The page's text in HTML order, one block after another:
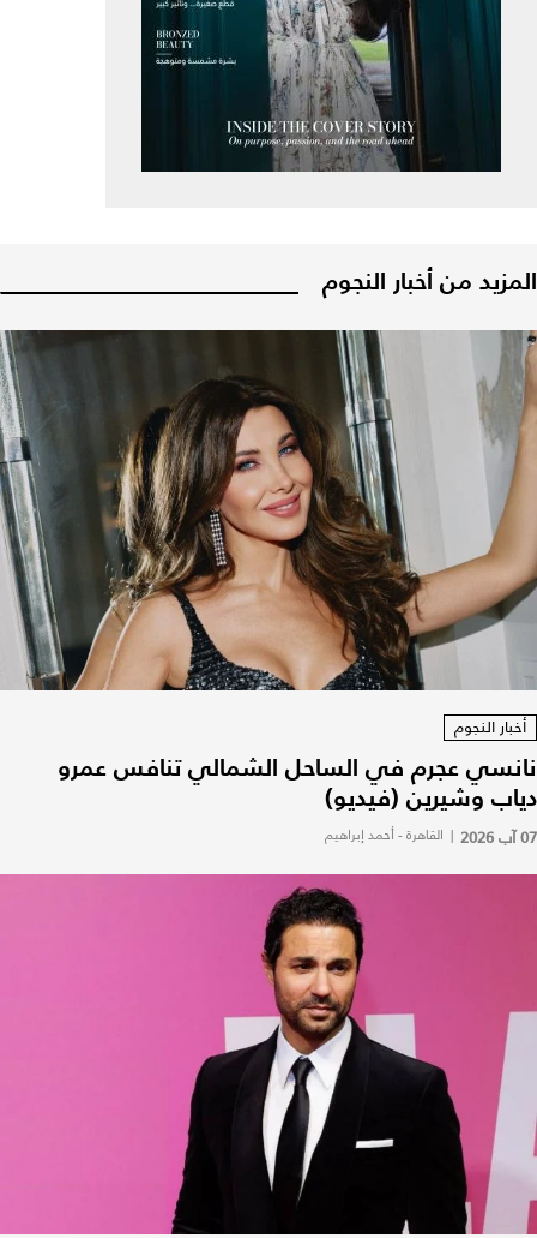
المزيد من أخبار النجوم
أخبار النجوم
نانسي عجرم في الساحل الشمالي تنافس عمرو
دياب وشيرين (فيديو)
07 آب 2026 | القاهرة - أحمد إبراهيم